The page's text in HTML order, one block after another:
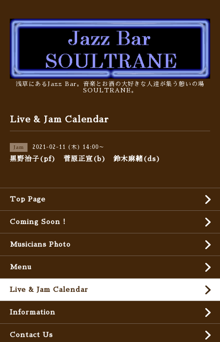
浅草にあるJazz Bar。音楽とお酒の大好きな人達が集う憩いの場
SOULTRANE。
Live & Jam Calendar
Jam 2021-02-11 (木) 14:00～
黒野治子(pf) 菅原正宣(b) 鈴木麻緒(ds)
Top Page
Coming Soon !
Musicians Photo
Menu
Live & Jam Calendar
Information
Contact Us